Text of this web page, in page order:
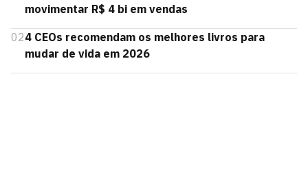
movimentar R$ 4 bi em vendas
024 CEOs recomendam os melhores livros para
mudar de vida em 2026